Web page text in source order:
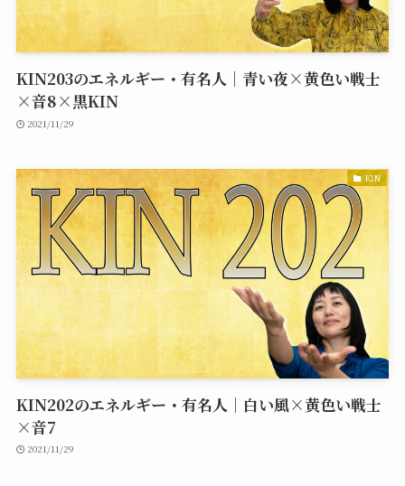
KIN203のエネルギー・有名人｜青い夜×黄色い戦士
×音8×黒KIN
2021/11/29
KIN
KIN202のエネルギー・有名人｜白い風×黄色い戦士
×音7
2021/11/29